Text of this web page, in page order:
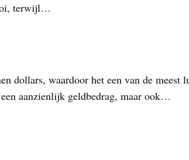
terwijl…
dollars, waardoor het een van de meest
aanzienlijk geldbedrag, maar ook…